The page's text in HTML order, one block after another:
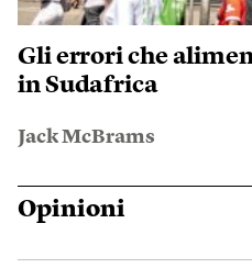
Gli errori che
in Sudafrica
Jack McBrams
Opinioni